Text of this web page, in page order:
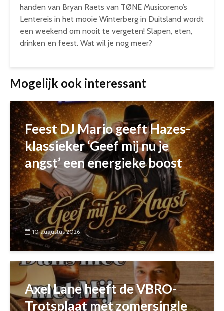
handen van Bryan Raets van TØNE Musicoreno’s
Lentereis in het mooie Winterberg in Duitsland wordt
een weekend om nooit te vergeten! Slapen, eten,
drinken en feest. Wat wil je nog meer?
Mogelijk ook interessant
Feest DJ Mario geeft Hazes-
klassieker ‘Geef mij nu je
angst’ een energieke boost
10 augustus 2026
Axel Lane heeft de VBRO-
Trotsplaat met zomersingle